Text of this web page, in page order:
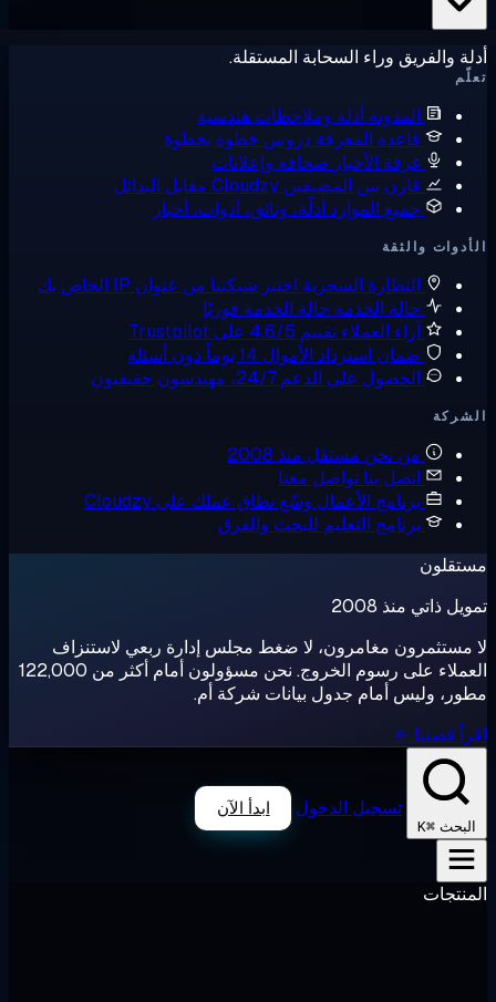
والفريق وراء السحابة المستقلة.
المدونةأدلة وملاحظات هندسية
قاعدة المعرفة دروس خطوة بخطوة
غرفة الأخبارصحافة وإعلانات
قارن بين المضيفينCloudzy مقابل البدائل
جميع الموارد أدلّة، وثائق، أدوات، أخبار
والثقة
النظارة السحريةاختبر شبكتنا من عنوان IP الخاص بك
حالة الخدمةحالة الخدمة فوريًا
آراء العملاءتقييم 4.6/5 على Trustpilot
ضمان استرداد الأموال14 يوماً دون أسئلة
الحصول على الدعم 24/7، مهندسون حقيقيون
من نحنمستقل منذ 2008
اتصل بنا تواصل معنا
برنامج الأعمالوسّع نطاق عملك على Cloudzy
برنامج التعليمللبحث والفرق
ذاتي منذ 2008
مستثمرون مغامرون، لا ضغط مجلس إدارة ربعي لاستنزاف
العملاء على رسوم الخروج. نحن مسؤولون أمام أكثر من 122,000
وليس أمام جدول بيانات شركة أم.
قصتنا ←
⌘K
تسجيل الدخول ابدأ الآن